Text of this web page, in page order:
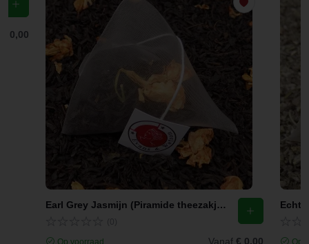
€ 0,00
Earl Grey Jasmijn (Piramide theezakjes)
Op voorraad Vanaf € 0,00 Op